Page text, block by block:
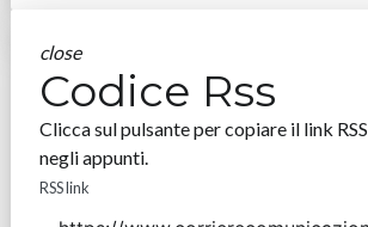
close
Codice Rss
Clicca sul pulsante per copiare il link RSS
negli appunti.
RSS link